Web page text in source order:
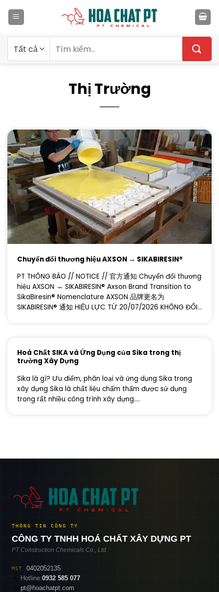
qua
kiếm:
Thị Trường
Chuyển đổi thương hiệu AXSON → SIKABIRESIN®
PT THÔNG BÁO // NOTICE // 官方通知 Chuyển đổi thương
hiệu AXSON → SIKABIRESIN® Axson Brand Transition to
SikaBiresin® Nomenclature AXSON 品牌更名为
SIKABIRESIN® 通知 HIỆU LỰC TỪ 20/07/2026 KHÔNG ĐỔI...
Hoá Chất SIKA và Ứng Dụng của Sika trong thị
trường Xây Dựng
Sika là gì? Ưu điểm, phân loại và ứng dụng Sika trong
xây dựng Sika là chất liệu chấm thấm được sử dụng
trong rất nhiều công trình xây dựng....
THÔNG TIN CÔNG TY
CÔNG TY TNHH HOÁ CHẤT XÂY DỰNG PT
PT Construction Chemicals Co., Ltd.
MST
0402052135
📞 Hotline:0932 585 077
pt@hoachatpt.com